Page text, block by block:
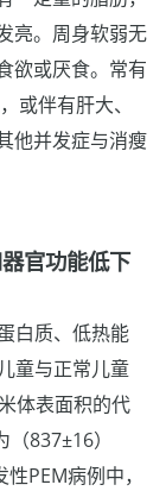
亮。周身软弱无
欲或厌食。常有
或伴有肝大、
他并发症与消瘦
官功能低下
白质、低热能
童与正常儿童
体表面积的代
837±16）
PEM病例中，